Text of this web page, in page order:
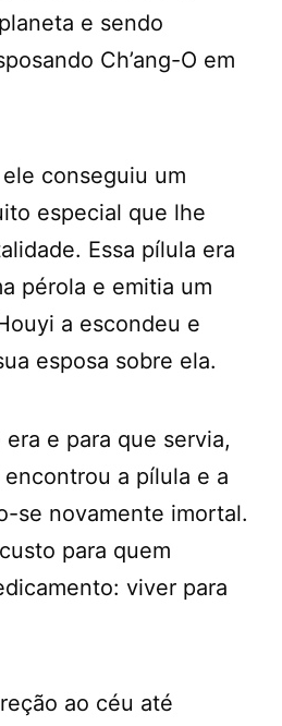
e sendo
Ch’ang-O em
conseguiu um
especial que lhe
Essa pílula era
pérola e emitia um
a escondeu e
esposa sobre ela.
e para que servia,
encontrou a pílula e a
se novamente imortal.
para quem
viver para
ao céu até